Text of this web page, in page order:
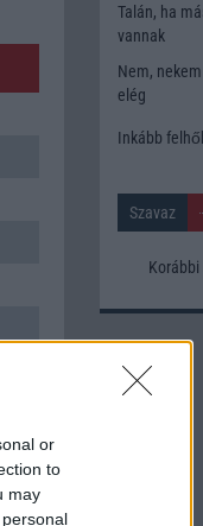
or
to
may
Talán, ha
vannak
Nem,
elég
Inkább